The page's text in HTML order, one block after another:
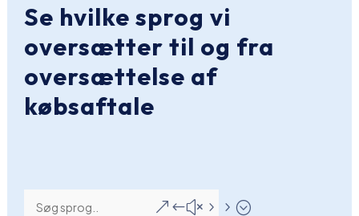
Se hvilke sprog vi
oversætter til og fra
oversættelse af
købsaftale
&#x55;